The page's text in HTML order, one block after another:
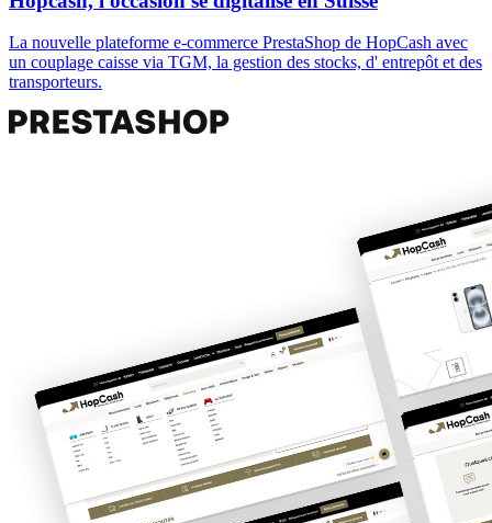
La nouvelle plateforme e-commerce PrestaShop de HopCash avec
un couplage caisse via TGM, la gestion des stocks, d' entrepôt et des
transporteurs.